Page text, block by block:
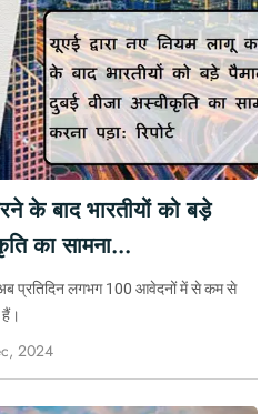
के बाद भारतीयों को बड़े
का सामना
#UAE #VisaRules
अब प्रतिदिन लगभग 100 आवेदनों में से कम से
2024